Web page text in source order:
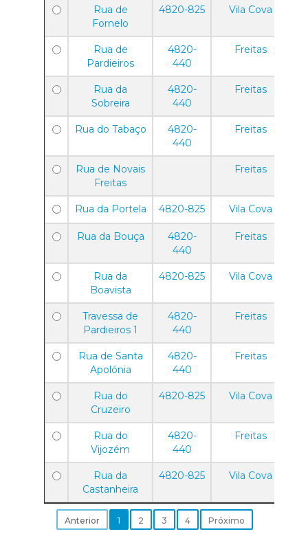
Rua de
Fornelo
4820-825 Vila Cova
Rua de
Pardieiros
4820-
440
Freitas
Rua da
Sobreira
4820-
440
Freitas
Rua do Tabaço
4820-
440
Freitas
Rua de Novais
Freitas
Freitas
Rua da Portela 4820-825 Vila Cova
Rua da Bouça
4820-
440
Freitas
Rua da
Boavista
4820-825 Vila Cova
Travessa de
Pardieiros 1
4820-
440
Freitas
Rua de Santa
Apolónia
4820-
440
Freitas
Rua do
Cruzeiro
4820-825 Vila Cova
Rua do
Vijozém
4820-
440
Freitas
Rua da
Castanheira
4820-825 Vila Cova
Anterior 1 2 3 4 Próximo